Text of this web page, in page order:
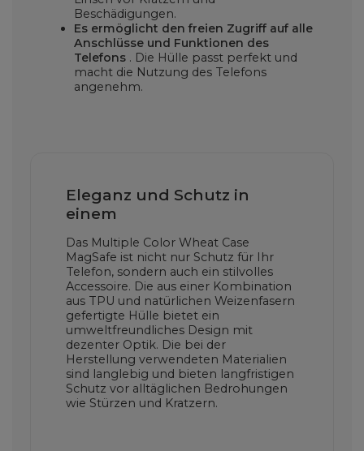
Beschädigungen.
Es ermöglicht den freien Zugriff auf alle
Anschlüsse und Funktionen des
Telefons . Die Hülle passt perfekt und
macht die Nutzung des Telefons
angenehm.
Eleganz und Schutz in
einem
Das Multiple Color Wheat Case
MagSafe ist nicht nur Schutz für Ihr
Telefon, sondern auch ein stilvolles
Accessoire. Die aus einer Kombination
aus TPU und natürlichen Weizenfasern
gefertigte Hülle bietet ein
umweltfreundliches Design mit
dezenter Optik. Die bei der
Herstellung verwendeten Materialien
sind langlebig und bieten langfristigen
Schutz vor alltäglichen Bedrohungen
wie Stürzen und Kratzern.